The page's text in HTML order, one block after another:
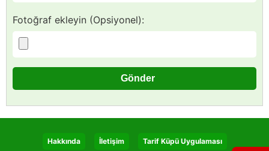
Fotoğraf ekleyin (Opsiyonel):
Hakkında İletişim Tarif Küpü Uygulaması